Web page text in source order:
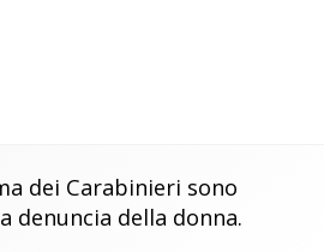
dei Carabinieri sono
denuncia della donna.